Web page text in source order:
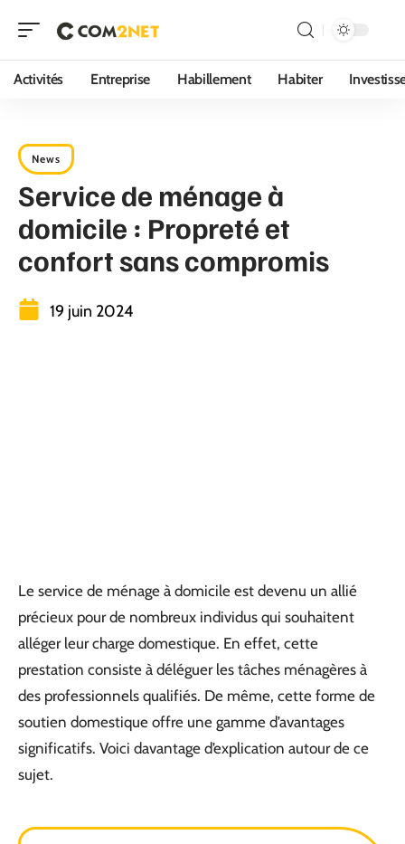
Activités Entreprise Habillement Habiter
News
Service de ménage à
domicile : Propreté et
confort sans compromis
19 juin 2024
Le service de ménage à domicile est devenu un allié
précieux pour de nombreux individus qui souhaitent
alléger leur charge domestique. En effet, cette
prestation consiste à déléguer les tâches ménagères à
des professionnels qualifiés. De même, cette forme de
soutien domestique offre une gamme d’avantages
significatifs. Voici davantage d’explication autour de ce
sujet.